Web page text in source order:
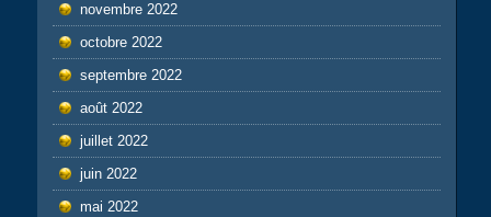
novembre 2022
octobre 2022
septembre 2022
août 2022
juillet 2022
juin 2022
mai 2022